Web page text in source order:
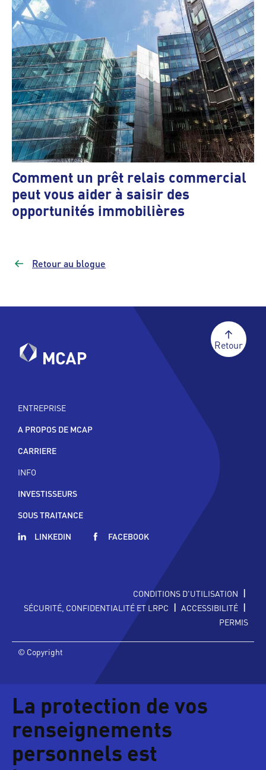
Comment un prêt relais commercial
peut vous aider à saisir des
opportunités immobilières
Retour au blogue
ENTREPRISE
A PROPOS DE MCAP
CARRIERE
INFO
INVESTISSEURS
SOUS TRAITANCE
LINKEDIN
FACEBOOK
Retour
CONDITIONS D'UTILISATION |
SÉCURITÉ, CONFIDENTIALITÉ ET LRPC | ACCESSIBILITÉ |
PERMIS
© Copyright
La protection de vos
renseignements
personnels est